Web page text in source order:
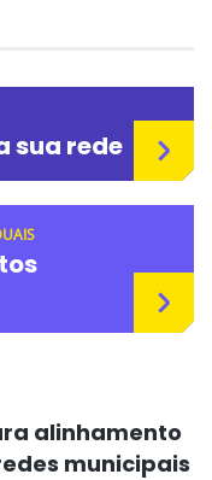
sua rede
alinhamento
municipais